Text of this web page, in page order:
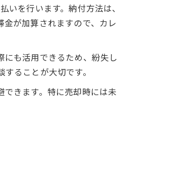
を行います。納付方法は、
が加算されますので、カレ
も活用できるため、紛失し
ることが大切です。
きます。特に売却時には未